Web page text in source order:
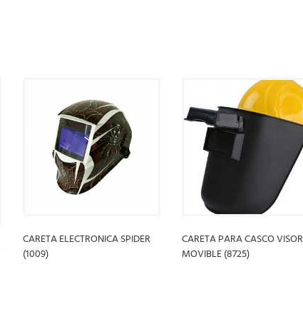
CARETA ELECTRONICA SPIDER
(1009)
CARETA PARA CASCO VISOR
MOVIBLE (8725)